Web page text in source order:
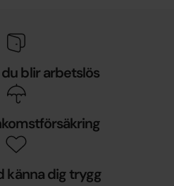
blir arbetslös
känna dig trygg